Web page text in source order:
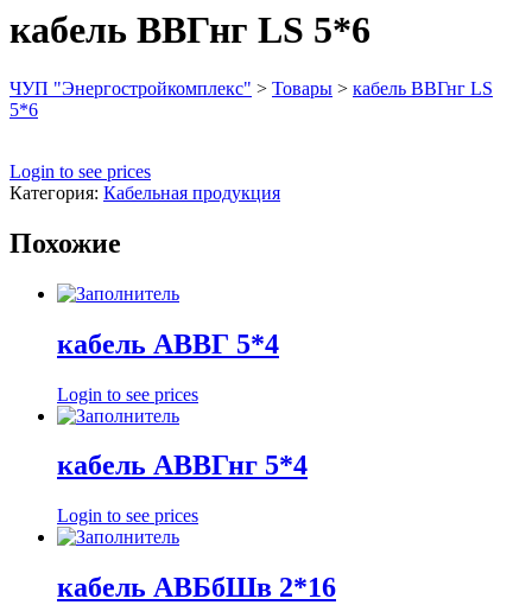
кабель ВВГнг LS 5*6
ЧУП "Энергостройкомплекс" > Товары > кабель ВВГнг LS
5*6
Login to see prices
Категория: Кабельная продукция
Похожие
кабель АВВГ 5*4
Login to see prices
кабель АВВГнг 5*4
Login to see prices
кабель АВБбШв 2*16